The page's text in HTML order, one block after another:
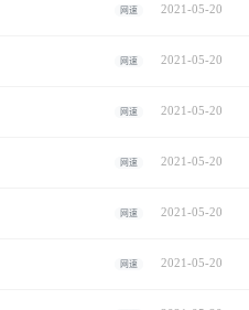
网速 2021-05-20
网速 2021-05-20
网速 2021-05-20
网速 2021-05-20
网速 2021-05-20
网速 2021-05-20